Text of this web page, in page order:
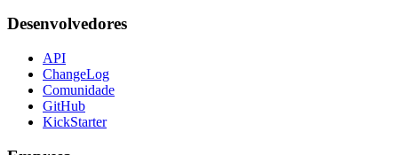
Desenvolvedores
API
ChangeLog
Comunidade
GitHub
KickStarter